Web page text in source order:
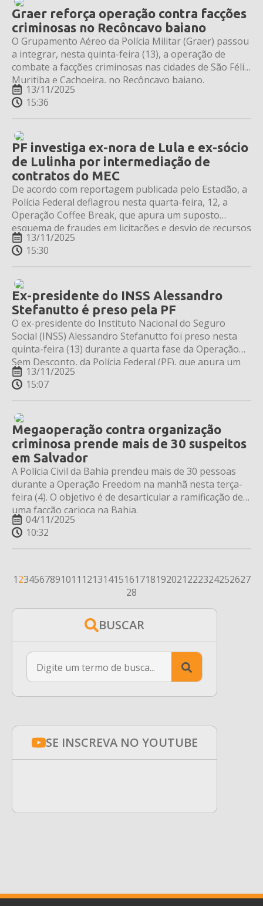
Graer reforça operação contra facções
criminosas no Recôncavo baiano
O Grupamento Aéreo da Polícia Militar (Graer) passou
a integrar, nesta quinta-feira (13), a operação de
combate a facções criminosas nas cidades de São Félix,
Muritiba e Cachoeira, no Recôncavo baiano.
13/11/2025
15:36
PF investiga ex-nora de Lula e ex-sócio
de Lulinha por intermediação de
contratos do MEC
De acordo com reportagem publicada pelo Estadão, a
Polícia Federal deflagrou nesta quarta-feira, 12, a
Operação Coffee Break, que apura um suposto
esquema de fraudes em licitações e desvio de recursos
públicos envolvendo contratos do Ministério da
Educação (MEC) e prefeituras do interior de São Paulo.
13/11/2025
15:30
Ex-presidente do INSS Alessandro
Stefanutto é preso pela PF
O ex-presidente do Instituto Nacional do Seguro
Social (INSS) Alessandro Stefanutto foi preso nesta
quinta-feira (13) durante a quarta fase da Operação
Sem Desconto, da Polícia Federal (PF), que apura um
esquema de fraudes em aposentadorias e pensões.
13/11/2025
15:07
Megaoperação contra organização
criminosa prende mais de 30 suspeitos
em Salvador
A Polícia Civil da Bahia prendeu mais de 30 pessoas
durante a Operação Freedom na manhã nesta terça-
feira (4). O objetivo é de desarticular a ramificação de
uma facção carioca na Bahia.
04/11/2025
10:32
1234567891011 12131415161718192021222324252627
28
BUSCAR
Search
for:
SE INSCREVA NO YOUTUBE